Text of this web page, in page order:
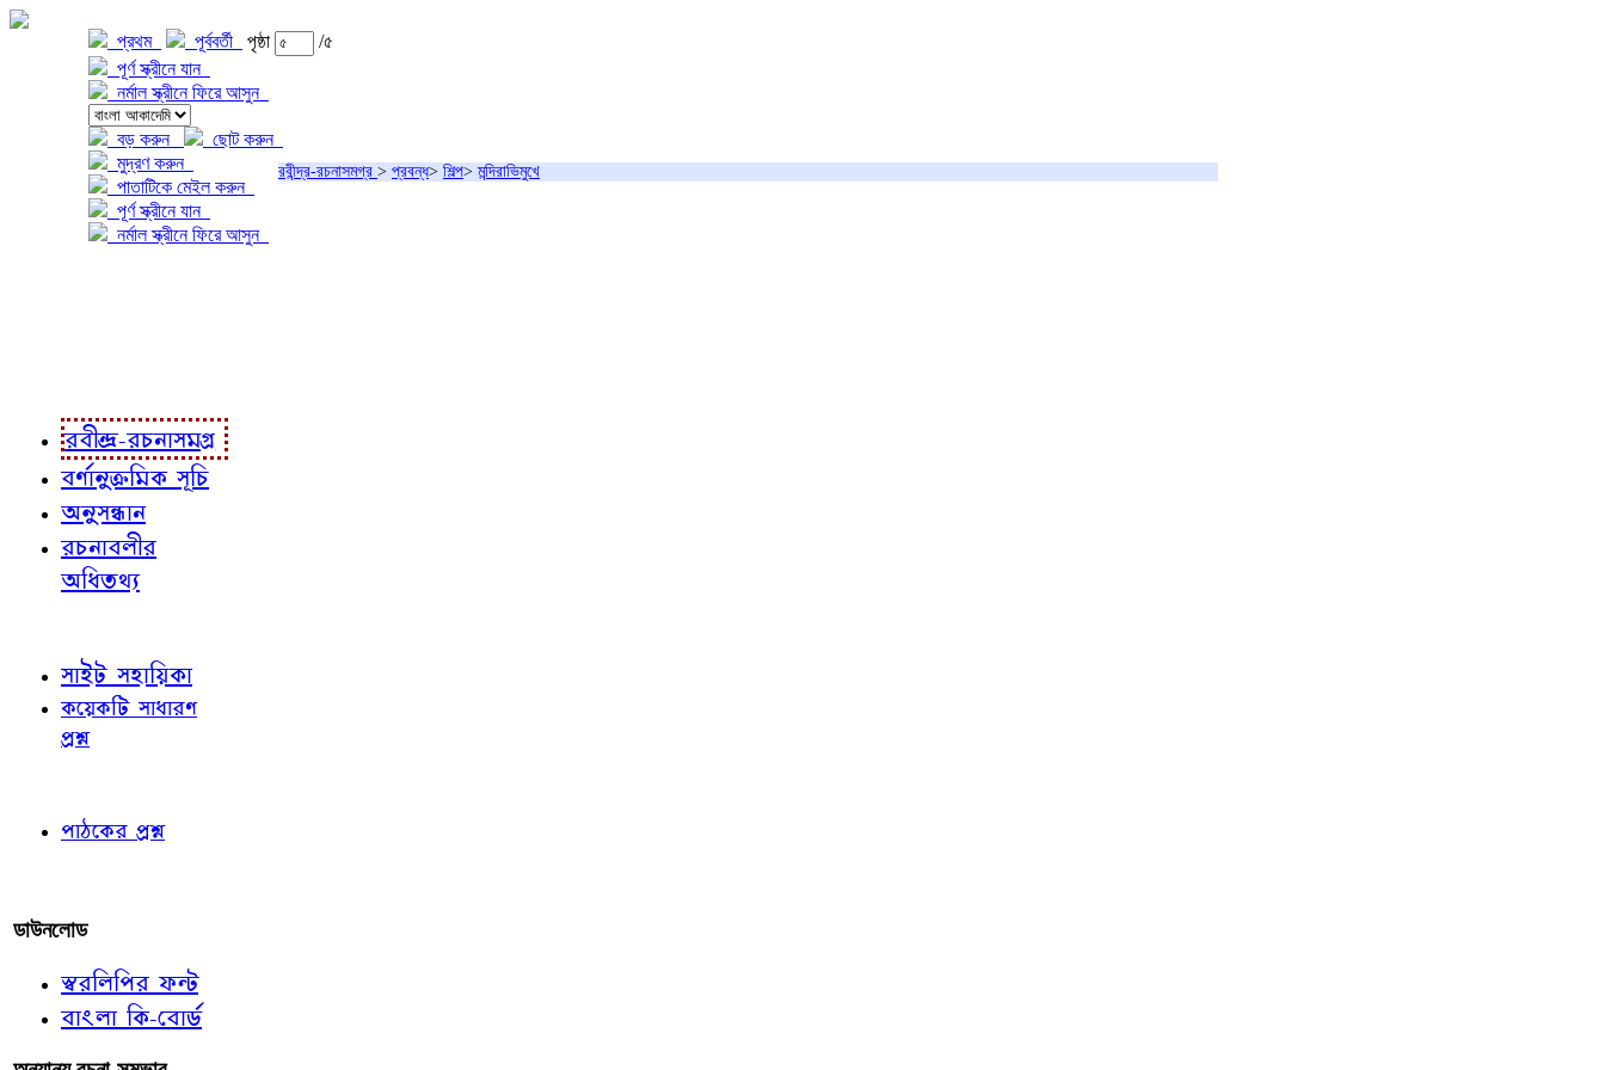
প্রথম পূর্ববর্তী পৃষ্ঠা
/৫
পূর্ণ স্ক্রীনে যান
নর্মাল স্ক্রীনে ফিরে আসুন
বড় করুন
ছোট করুন
মুদ্রণ করুন
পাতাটিকে মেইল করুন
পূর্ণ স্ক্রীনে যান
নর্মাল স্ক্রীনে ফিরে আসুন
রবীন্দ্র-রচনাসমগ্র > প্রবন্ধ> শিল্প> মন্দিরাভিমুখে
রবীন্দ্র-রচনাসমগ্র
বর্ণানুক্রমিক সূচি
অনুসন্ধান
রচনাবলীর
অধিতথ্য
সাইট সহায়িকা
কয়েকটি সাধারণ
প্রশ্ন
পাঠকের প্রশ্ন
ডাউনলোড
স্বরলিপির ফন্ট
বাংলা কি-বোর্ড